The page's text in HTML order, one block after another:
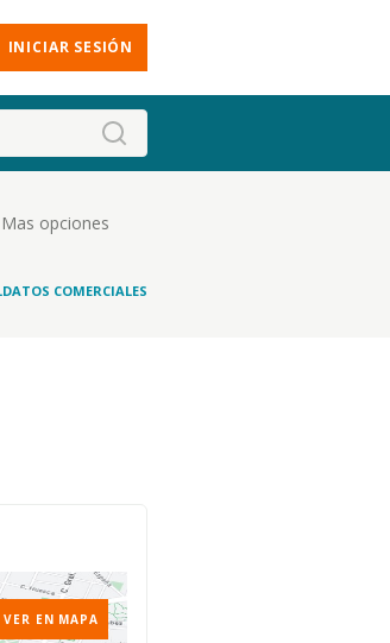
INICIAR SESIÓN
Mas opciones
DATOS COMERCIALES
VER EN MAPA